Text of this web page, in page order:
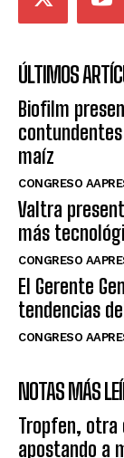
ÚLTIMOS
Biofilm
maíz
CONGRESO
Valtra
más
CONGRESO
El Gerente
tendencias
CONGRESO
NOTAS MÁS
Tropfen, otra
apostando a